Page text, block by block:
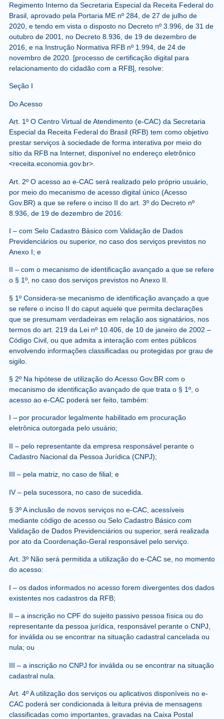
Regimento Interno da Secretaria Especial da Receita Federal do
Brasil, aprovado pela Portaria ME nº 284, de 27 de julho de
2020, e tendo em vista o disposto no Decreto nº 3.996, de 31 de
outubro de 2001, no Decreto 8.936, de 19 de dezembro de
2016, e na Instrução Normativa RFB nº 1.994, de 24 de
novembro de 2020. [processo de certificação digital para
relacionamento do cidadão com a RFB], resolve:
Seção I
Do Acesso
Art. 1º O Centro Virtual de Atendimento (e-CAC) da Secretaria
Especial da Receita Federal do Brasil (RFB) tem como objetivo
prestar serviços à sociedade de forma interativa por meio do
sítio da RFB na Internet, disponível no endereço eletrônico
<receita.economia.gov.br>.
Art. 2º O acesso ao e-CAC será realizado pelo próprio usuário,
por meio do mecanismo de acesso digital único (Acesso
Gov.BR) a que se refere o inciso II do art. 3º do Decreto nº
8.936, de 19 de dezembro de 2016:
I – com Selo Cadastro Básico com Validação de Dados
Previdenciários ou superior, no caso dos serviços previstos no
Anexo I; e
II – com o mecanismo de identificação avançado a que se refere
o § 1º, no caso dos serviços previstos no Anexo II.
§ 1º Considera-se mecanismo de identificação avançado a que
se refere o inciso II do caput aquele que permita declarações
que se presumam verdadeiras em relação aos signatários, nos
termos do art. 219 da Lei nº 10.406, de 10 de janeiro de 2002 –
Código Civil, ou que admita a interação com entes públicos
envolvendo informações classificadas ou protegidas por grau de
sigilo.
§ 2º Na hipótese de utilização do Acesso Gov.BR com o
mecanismo de identificação avançado de que trata o § 1º, o
acesso ao e-CAC poderá ser feito, também:
I – por procurador legalmente habilitado em procuração
eletrônica outorgada pelo usuário;
II – pelo representante da empresa responsável perante o
Cadastro Nacional da Pessoa Jurídica (CNPJ);
III – pela matriz, no caso de filial; e
IV – pela sucessora, no caso de sucedida.
§ 3º A inclusão de novos serviços no e-CAC, acessíveis
mediante código de acesso ou Selo Cadastro Básico com
Validação de Dados Previdenciários ou superior, será realizada
por ato da Coordenação-Geral responsável pelo serviço.
Art. 3º Não será permitida a utilização do e-CAC se, no momento
do acesso:
I – os dados informados no acesso forem divergentes dos dados
existentes nos cadastros da RFB;
II – a inscrição no CPF do sujeito passivo pessoa física ou do
representante da pessoa jurídica, responsável perante o CNPJ,
for inválida ou se encontrar na situação cadastral cancelada ou
nula; ou
III – a inscrição no CNPJ for inválida ou se encontrar na situação
cadastral nula.
Art. 4º A utilização dos serviços ou aplicativos disponíveis no e-
CAC poderá ser condicionada à leitura prévia de mensagens
classificadas como importantes, gravadas na Caixa Postal